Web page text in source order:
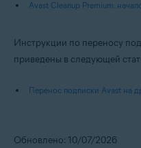
Avast Cleanup Premium:
Инструкции по переносу
приведены в следующей
Перенос подписки Avast на
Обновлено: 10/07/2026